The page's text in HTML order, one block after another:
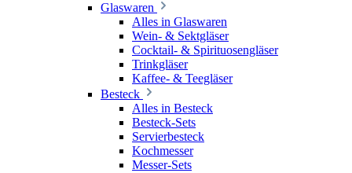
Glaswaren
Alles in Glaswaren
Wein- & Sektgläser
Cocktail- & Spirituosengläser
Trinkgläser
Kaffee- & Teegläser
Besteck
Alles in Besteck
Besteck-Sets
Servierbesteck
Kochmesser
Messer-Sets